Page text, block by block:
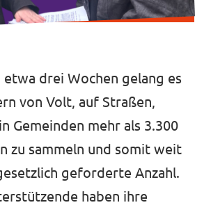
etwa drei Wochen gelang es
von Volt, auf Straßen,
Gemeinden mehr als 3.300
zu sammeln und somit weit
geforderte Anzahl.
haben ihre